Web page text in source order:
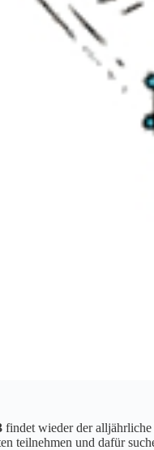
findet wieder der alljährliche
teilnehmen und dafür